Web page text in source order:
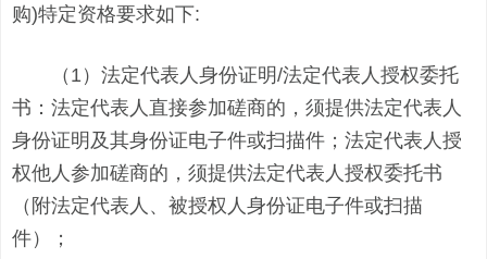
购)特定资格要求如下:
（1）法定代表人身份证明/法定代表人授权委托
书：法定代表人直接参加磋商的，须提供法定代表人
身份证明及其身份证电子件或扫描件；法定代表人授
权他人参加磋商的，须提供法定代表人授权委托书
（附法定代表人、被授权人身份证电子件或扫描
件）；